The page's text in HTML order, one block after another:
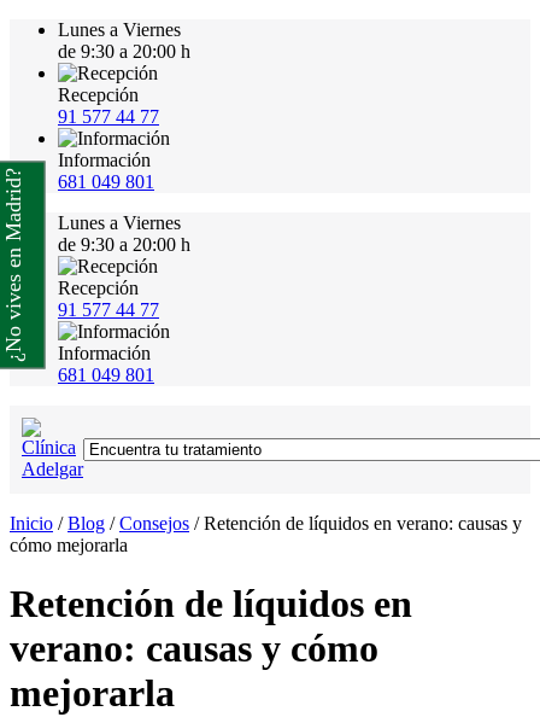
Lunes a Viernes
de 9:30 a 20:00 h
Recepción
91 577 44 77
Información
681 049 801
Lunes a Viernes
de 9:30 a 20:00 h
Recepción
91 577 44 77
Información
681 049 801
Inicio /Blog /Consejos /Retención de líquidos en verano: causas y
cómo mejorarla
Retención de líquidos en
verano: causas y cómo
mejorarla
¿No vives en Madrid?